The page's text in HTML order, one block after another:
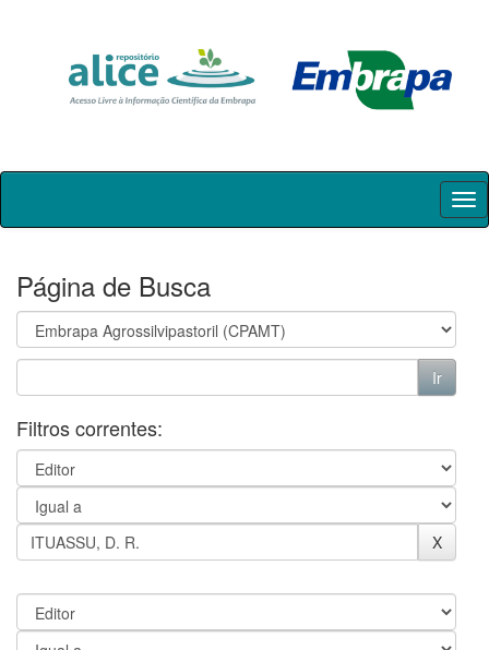
Skip
Página de Busca
Filtros correntes: